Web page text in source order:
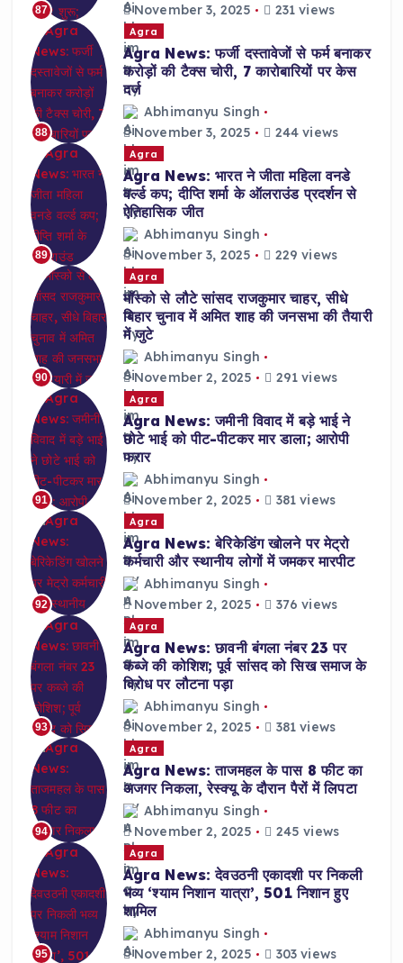
87
November 3, 2025
231 views
88
Agra
Agra News: फर्जी दस्तावेजों से फर्म बनाकर
करोड़ों की टैक्स चोरी, 7 कारोबारियों पर केस
दर्ज
Abhimanyu Singh
November 3, 2025
244 views
89
Agra
Agra News: भारत ने जीता महिला वनडे
वर्ल्ड कप; दीप्ति शर्मा के ऑलराउंड प्रदर्शन से
ऐतिहासिक जीत
Abhimanyu Singh
November 3, 2025
229 views
90
Agra
मॉस्को से लौटे सांसद राजकुमार चाहर, सीधे
बिहार चुनाव में अमित शाह की जनसभा की तैयारी
में जुटे
Abhimanyu Singh
November 2, 2025
291 views
91
Agra
Agra News: जमीनी विवाद में बड़े भाई ने
छोटे भाई को पीट-पीटकर मार डाला; आरोपी
फरार
Abhimanyu Singh
November 2, 2025
381 views
92
Agra
Agra News: बेरिकेडिंग खोलने पर मेट्रो
कर्मचारी और स्थानीय लोगों में जमकर मारपीट
Abhimanyu Singh
November 2, 2025
376 views
93
Agra
Agra News: छावनी बंगला नंबर 23 पर
कब्जे की कोशिश; पूर्व सांसद को सिख समाज के
विरोध पर लौटना पड़ा
Abhimanyu Singh
November 2, 2025
381 views
94
Agra
Agra News: ताजमहल के पास 8 फीट का
अजगर निकला, रेस्क्यू के दौरान पैरों में लिपटा
Abhimanyu Singh
November 2, 2025
245 views
95
Agra
Agra News: देवउठनी एकादशी पर निकली
भव्य ‘श्याम निशान यात्रा’, 501 निशान हुए
शामिल
Abhimanyu Singh
November 2, 2025
303 views